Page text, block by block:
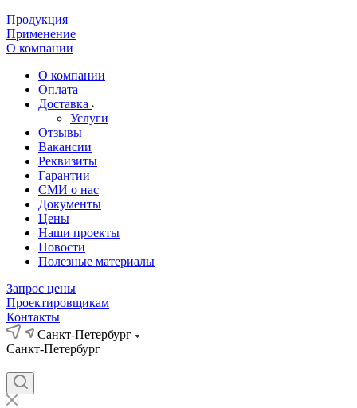
Продукция
Применение
О компании
О компании
Оплата
Доставка
Услуги
Отзывы
Вакансии
Реквизиты
Гарантии
СМИ о нас
Документы
Цены
Наши проекты
Новости
Полезные материалы
Запрос цены
Проектировщикам
Контакты
Санкт-Петербург
Санкт-Петербург